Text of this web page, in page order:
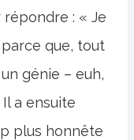
: « Je
que, tout
génie – euh,
a ensuite
plus honnête